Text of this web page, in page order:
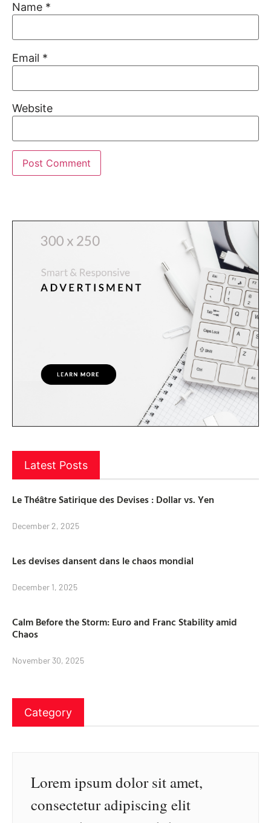
Name *
Email *
Website
Latest Posts
Le Théâtre Satirique des Devises : Dollar vs. Yen
December 2, 2025
Les devises dansent dans le chaos mondial
December 1, 2025
Calm Before the Storm: Euro and Franc Stability amid
Chaos
November 30, 2025
Category
Lorem ipsum dolor sit amet,
consectetur adipiscing elit